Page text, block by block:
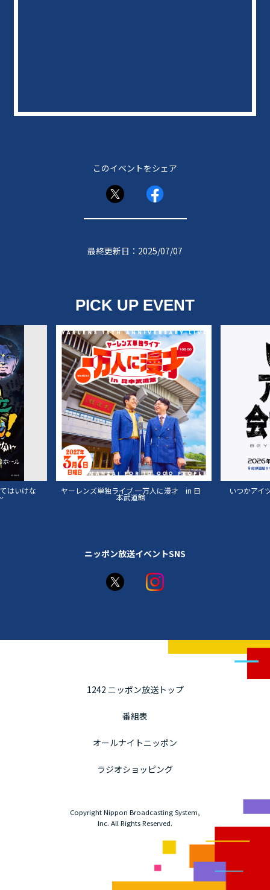
このイベントをシェア
最終更新日：2025/07/07
PICK UP EVENT
単独ライブ 一万人に漫才 in 日
本武道館
いつかアイツに会いに行く -BEYOND THE
MOON-
ニッポン放送イベントSNS
1242 ニッポン放送トップ
番組表
オールナイトニッポン
ラジオショッピング
Copyright Nippon Broadcasting System,
Inc. All Rights Reserved.